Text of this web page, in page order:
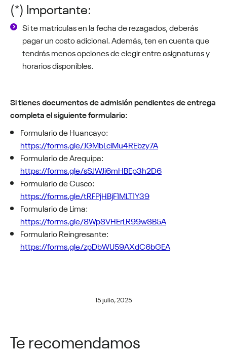
(*) Importante:
Si te matriculas en la fecha de rezagados, deberás
pagar un costo adicional. Además, ten en cuenta que
tendrás menos opciones de elegir entre asignaturas y
horarios disponibles.
Si tienes documentos de admisión pendientes de entrega
completa el siguiente formulario:
Formulario de Huancayo:
https://forms.gle/JGMbLciMu4REbzy7A
Formulario de Arequipa:
https://forms.gle/sSJWJi6mHBEp3h2D6
Formulario de Cusco:
https://forms.gle/tRFPjHBjF1MLT1Y39
Formulario de Lima:
https://forms.gle/8WpSVHErLR99wSB5A
Formulario Reingresante:
https://forms.gle/zpDbWU59AXdC6bGEA
15 julio, 2025
Te recomendamos